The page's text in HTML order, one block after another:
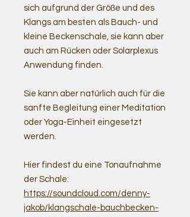
sich aufgrund der Größe und des
Klangs am besten als Bauch- und
kleine Beckenschale, sie kann aber
auch am Rücken oder Solarplexus
Anwendung finden.
Sie kann aber natürlich auch für die
sanfte Begleitung einer Meditation
oder Yoga-Einheit eingesetzt
werden.
Hier findest du eine Tonaufnahme
der Schale:
https://soundcloud.com/denny-
jakob/klangschale-bauchbecken-